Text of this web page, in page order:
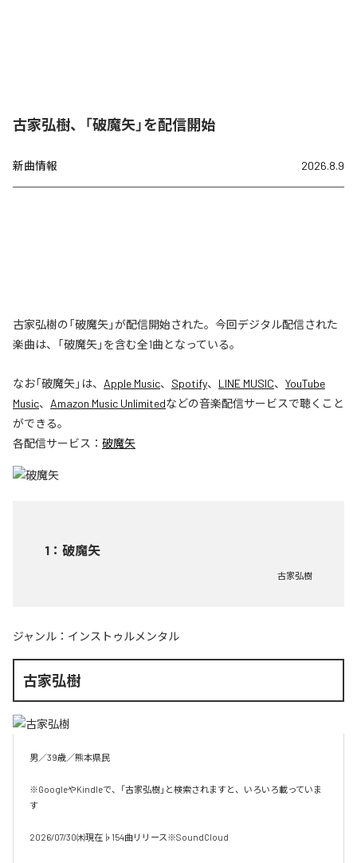
古家弘樹、「破魔矢」を配信開始
新曲情報 2026.8.9
古家弘樹の「破魔矢」が配信開始された。今回デジタル配信された
楽曲は、「破魔矢」を含む全1曲となっている。
なお「破魔矢」は、 Apple Music、 Spotify、 LINE MUSIC、 YouTube
Music、 Amazon Music Unlimitedなどの音楽配信サービスで聴くこと
ができる。
各配信サービス： 破魔矢
1 ： 破魔矢
古家弘樹
ジャンル： インストゥルメンタル
古家弘樹
男／39歳／熊本県民
※GoogleやKindleで、「古家弘樹」と検索されますと、いろいろ載っていま
す
2026/07/30㈭現在♭154曲リリース※SoundCloud